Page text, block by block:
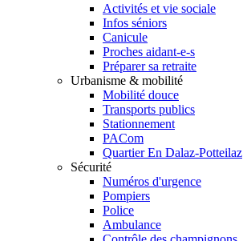
Activités et vie sociale
Infos séniors
Canicule
Proches aidant-e-s
Préparer sa retraite
Urbanisme & mobilité
Mobilité douce
Transports publics
Stationnement
PACom
Quartier En Dalaz-Potteilaz
Sécurité
Numéros d'urgence
Pompiers
Police
Ambulance